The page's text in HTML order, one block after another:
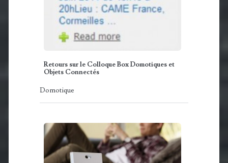
Retours sur le Colloque Box Domotiques et
Objets Connectés
Domotique